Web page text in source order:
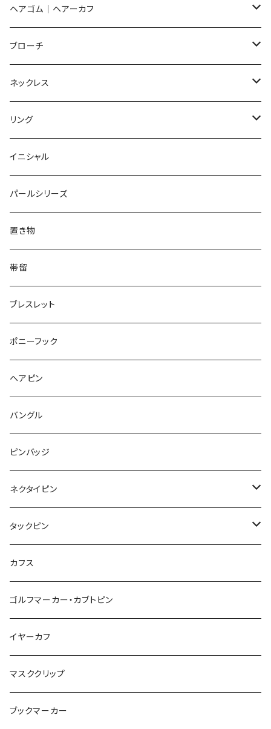
イヤリング
ノンホールピアス
ヘアゴム
ブローチ
ネックレス
リング
ピアス
Flower
Dot
てんとう虫
pattern
こいのぼり
マーブル
カメオ
星
鳥
ノンホールピアス
Flower
Dot
Bubble
Animal
マーブル
こいのぼり
てんとう虫
鳥
食品
イヤリング
Flower
Round
Triangle
食品
ハロウィン
カモフラージュ
square
天使
リボン
Bubble
ヘアゴム｜ヘアーカフ
Flower
Round
Square
てんとう虫
Animal
うさぎ
パンダ
レッサーパンダ
ブタ
鏡
Pattern
マーメイド
雲
月
惑星
星
唐津土
lip
フルーツ
アイスクリーム
マーブル
音楽
カメオ
ハート
モザイク
ブローチ
Flower
Animal
猫
犬
くま
コアラ
羊
牛
カメ
イルカ
カエル
Lips
鏡
Pattern
house
bag
フルーツ
さくらんぼ
レモン
てんとう虫
野菜
雲
月
惑星
星
こいのぼり
カメラ
音楽
バイオリン
ピアノ
カメオ
バルーン
マーメイド
ネックレス
Flower
Animal
てんとう虫
Food
Pattern
ガラス
カメラ
リボン
ラリエット
モザイク
ハート
アルファベット
ハロウィン
紐
鳥
バルーン
マーブル
リング
Flower
Round
てんとう虫
animal
lip
フルーツ
パン
ガラス
リボン
マーブル
鳥
星
アルファベット
ハロウィン
カメオ
2トーン
イニシャル
パールシリーズ
置き物
帯留
ブレスレット
ポニーフック
ヘアピン
バングル
ピンバッジ
ネクタイピン
結び
スクエア
タックピン
結び
カフス
ゴルフマーカー・カブトピン
イヤーカフ
マスククリップ
ブックマーカー